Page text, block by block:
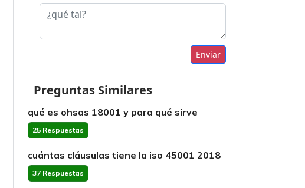
Enviar
Preguntas Similares
qué es ohsas 18001 y para qué sirve
25 Respuestas
cuántas cláusulas tiene la iso 45001 2018
37 Respuestas